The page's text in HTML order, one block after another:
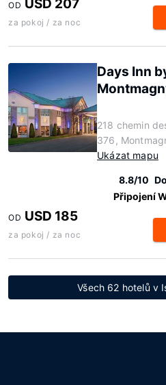
OD USD 207
za pokoj / za noc
Days Inn
218 chemin
376,
Ukázat mapu
8.8/10
Připojení
OD USD 185
za pokoj / za noc
Všech 62 hotelů v